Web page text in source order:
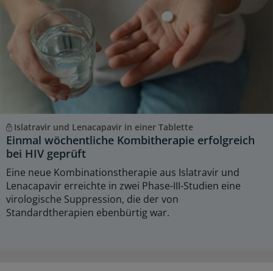
Islatravir und Lenacapavir in einer Tablette
Einmal wöchentliche Kombitherapie erfolgreich
bei HIV geprüft
Eine neue Kombinationstherapie aus Islatravir und
Lenacapavir erreichte in zwei Phase-III-Studien eine
virologische Suppression, die der von
Standardtherapien ebenbürtig war.